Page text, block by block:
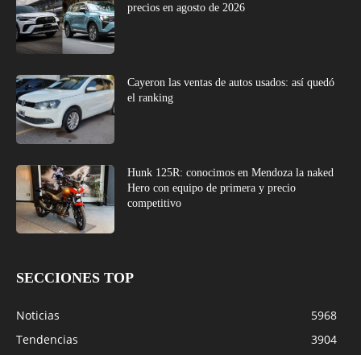
precios en agosto de 2026
Cayeron las ventas de autos usados: así quedó
el ranking
Hunk 125R: conocimos en Mendoza la naked
Hero con equipo de primera y precio
competitivo
SECCIONES TOP
Noticias
5968
Tendencias
3904